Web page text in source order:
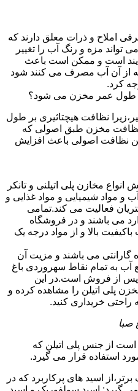
املاح و ذرات معلق دارند که
مزه و رنگ آب را تغییر
است و ممکن است باعث
از آن آب مصرف می کنند شود
کرد.
طول عمر مخزن می شود؟
نظافت هیچتاثیری بر طول
مخزن طبق اصولی که
نظافت اصولی باعث افزایش
مخازن پلی اتیلنی و تانکر
و مواد شیمیایی و مواد غذایی و
فعالیت می کند.تمامی
می باشند و در فروشگاه
بالا و از مواد درجه یک
مخزن آبی دارای 60 ماه گارانتی می باشند و مزیت آن
آب به تمام نقاط سهروردی باغ
پس از فروش است.در این
پلی اتیلن را مشاهده کرده و
خریداری کنید.
صبا
از جنس پلی اتیلن که
استفاده قرار می گیرد.
برتر،از اسید های پرکاربرد که در